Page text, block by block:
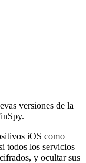
versiones de la
iOS como
todos los servicios
y ocultar sus